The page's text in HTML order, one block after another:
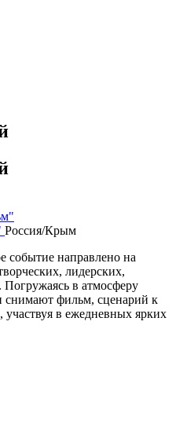
Россия/Крым
направлено на
лидерских,
Погружаясь в атмосферу
снимают фильм, сценарий к
в ежедневных ярких